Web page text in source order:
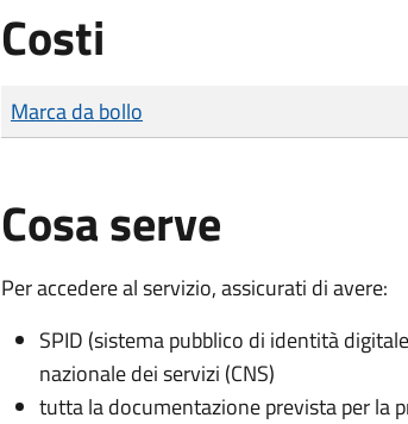
Costi
Tipo di pagamento
Importo
Marca da bollo
Cosa serve
Per accedere al servizio, assicurati di avere:
SPID (sistema pubblico di identità
nazionale dei servizi (CNS)
tutta la documentazione prevista per la